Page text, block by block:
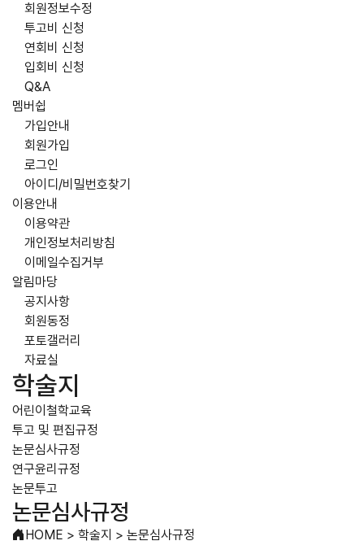
회원정보수정
투고비 신청
연회비 신청
입회비 신청
Q&A
멤버쉽
가입안내
회원가입
로그인
아이디/비밀번호찾기
이용안내
이용약관
개인정보처리방침
이메일수집거부
알림마당
공지사항
회원동정
포토갤러리
자료실
학술지
어린이철학교육
투고 및 편집규정
논문심사규정
연구윤리규정
논문투고
논문심사규정
HOME > 학술지 > 논문심사규정